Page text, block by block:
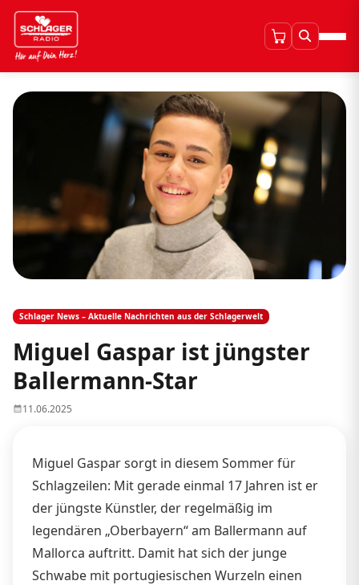
Schlager News – Aktuelle Nachrichten aus der Schlagerwelt
Miguel Gaspar ist jüngster
Ballermann-Star
11.06.2025
Miguel Gaspar sorgt in diesem Sommer für
Schlagzeilen: Mit gerade einmal 17 Jahren ist er
der jüngste Künstler, der regelmäßig im
legendären „Oberbayern“ am Ballermann auf
Mallorca auftritt. Damit hat sich der junge
Schwabe mit portugiesischen Wurzeln einen